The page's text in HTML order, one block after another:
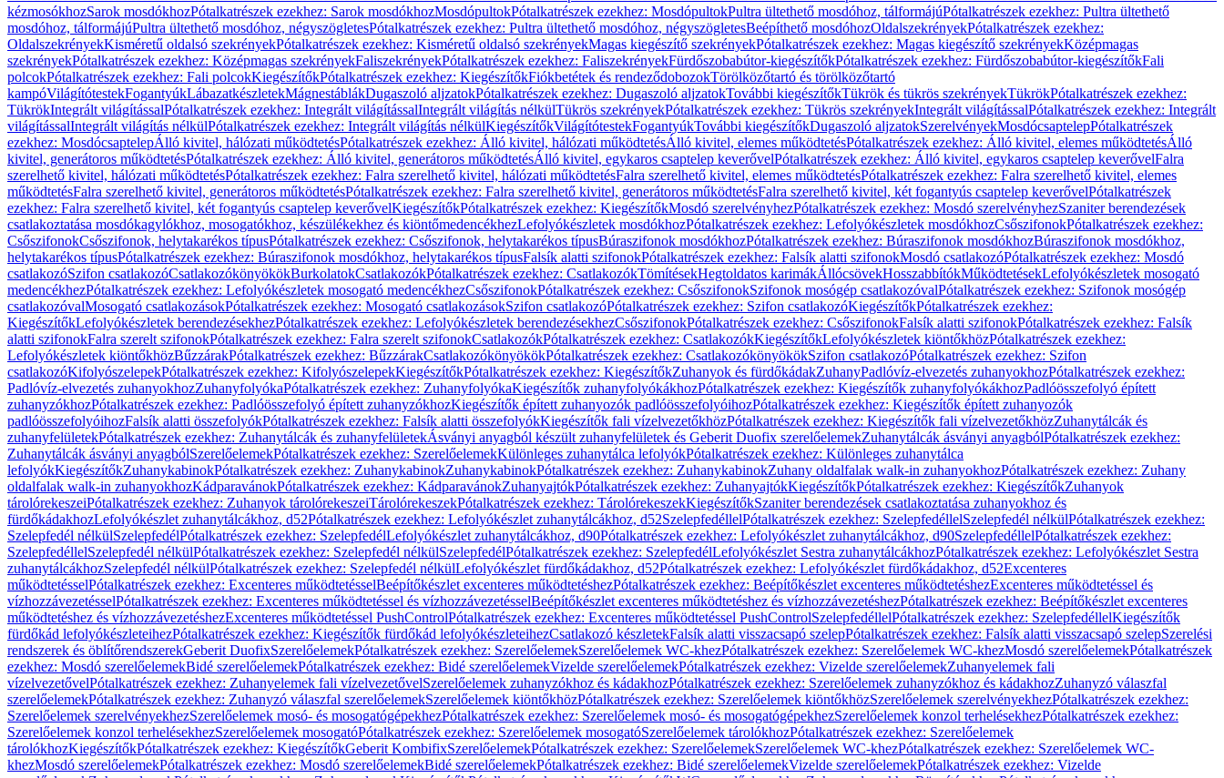
kézmosókhozSarok mosdókhozPótalkatrészek ezekhez: Sarok mosdókhozMosdópultokPótalkatrészek ezekhez: MosdópultokPultra ültethető mosdóhoz, tálformájúPótalkatrészek ezekhez: Pultra ültethető
mosdóhoz, tálformájúPultra ültethető mosdóhoz, négyszögletesPótalkatrészek ezekhez: Pultra ültethető mosdóhoz, négyszögletesBeépíthető mosdóhozOldalszekrényekPótalkatrészek ezekhez:
OldalszekrényekKisméretű oldalsó szekrényekPótalkatrészek ezekhez: Kisméretű oldalsó szekrényekMagas kiegészítő szekrényekPótalkatrészek ezekhez: Magas kiegészítő szekrényekKözépmagas
szekrényekPótalkatrészek ezekhez: Középmagas szekrényekFaliszekrényekPótalkatrészek ezekhez: FaliszekrényekFürdőszobabútor-kiegészítőkPótalkatrészek ezekhez: Fürdőszobabútor-kiegészítőkFali
polcokPótalkatrészek ezekhez: Fali polcokKiegészítőkPótalkatrészek ezekhez: KiegészítőkFiókbetétek és rendeződobozokTörölközőtartó és törölközőtartó
kampóVilágítótestekFogantyúkLábazatkészletekMágnestáblákDugaszoló aljzatokPótalkatrészek ezekhez: Dugaszoló aljzatokTovábbi kiegészítőkTükrök és tükrös szekrényekTükrökPótalkatrészek ezekhez:
TükrökIntegrált világítássalPótalkatrészek ezekhez: Integrált világítássalIntegrált világítás nélkülTükrös szekrényekPótalkatrészek ezekhez: Tükrös szekrényekIntegrált világítássalPótalkatrészek ezekhez: Integrált
világítássalIntegrált világítás nélkülPótalkatrészek ezekhez: Integrált világítás nélkülKiegészítőkVilágítótestekFogantyúkTovábbi kiegészítőkDugaszoló aljzatokSzerelvényekMosdócsaptelepPótalkatrészek
ezekhez: MosdócsaptelepÁlló kivitel, hálózati működtetésPótalkatrészek ezekhez: Álló kivitel, hálózati működtetésÁlló kivitel, elemes működtetésPótalkatrészek ezekhez: Álló kivitel, elemes működtetésÁlló
kivitel, generátoros működtetésPótalkatrészek ezekhez: Álló kivitel, generátoros működtetésÁlló kivitel, egykaros csaptelep keverővelPótalkatrészek ezekhez: Álló kivitel, egykaros csaptelep keverővelFalra
szerelhető kivitel, hálózati működtetésPótalkatrészek ezekhez: Falra szerelhető kivitel, hálózati működtetésFalra szerelhető kivitel, elemes működtetésPótalkatrészek ezekhez: Falra szerelhető kivitel, elemes
működtetésFalra szerelhető kivitel, generátoros működtetésPótalkatrészek ezekhez: Falra szerelhető kivitel, generátoros működtetésFalra szerelhető kivitel, két fogantyús csaptelep keverővelPótalkatrészek
ezekhez: Falra szerelhető kivitel, két fogantyús csaptelep keverővelKiegészítőkPótalkatrészek ezekhez: KiegészítőkMosdó szerelvényhezPótalkatrészek ezekhez: Mosdó szerelvényhezSzaniter berendezések
csatlakoztatása mosdókagylókhoz, mosogatókhoz, készülékekhez és kiöntőmedencékhezLefolyókészletek mosdókhozPótalkatrészek ezekhez: Lefolyókészletek mosdókhozCsőszifonokPótalkatrészek ezekhez:
CsőszifonokCsőszifonok, helytakarékos típusPótalkatrészek ezekhez: Csőszifonok, helytakarékos típusBúraszifonok mosdókhozPótalkatrészek ezekhez: Búraszifonok mosdókhozBúraszifonok mosdókhoz,
helytakarékos típusPótalkatrészek ezekhez: Búraszifonok mosdókhoz, helytakarékos típusFalsík alatti szifonokPótalkatrészek ezekhez: Falsík alatti szifonokMosdó csatlakozóPótalkatrészek ezekhez: Mosdó
csatlakozóSzifon csatlakozóCsatlakozókönyökökBurkolatokCsatlakozókPótalkatrészek ezekhez: CsatlakozókTömítésekHegtoldatos karimákÁllócsövekHosszabbítókMűködtetésekLefolyókészletek mosogató
medencékhezPótalkatrészek ezekhez: Lefolyókészletek mosogató medencékhezCsőszifonokPótalkatrészek ezekhez: CsőszifonokSzifonok mosógép csatlakozóvalPótalkatrészek ezekhez: Szifonok mosógép
csatlakozóvalMosogató csatlakozásokPótalkatrészek ezekhez: Mosogató csatlakozásokSzifon csatlakozóPótalkatrészek ezekhez: Szifon csatlakozóKiegészítőkPótalkatrészek ezekhez:
KiegészítőkLefolyókészletek berendezésekhezPótalkatrészek ezekhez: Lefolyókészletek berendezésekhezCsőszifonokPótalkatrészek ezekhez: CsőszifonokFalsík alatti szifonokPótalkatrészek ezekhez: Falsík
alatti szifonokFalra szerelt szifonokPótalkatrészek ezekhez: Falra szerelt szifonokCsatlakozókPótalkatrészek ezekhez: CsatlakozókKiegészítőkLefolyókészletek kiöntőkhözPótalkatrészek ezekhez:
Lefolyókészletek kiöntőkhözBűzzárakPótalkatrészek ezekhez: BűzzárakCsatlakozókönyökökPótalkatrészek ezekhez: CsatlakozókönyökökSzifon csatlakozóPótalkatrészek ezekhez: Szifon
csatlakozóKifolyószelepekPótalkatrészek ezekhez: KifolyószelepekKiegészítőkPótalkatrészek ezekhez: KiegészítőkZuhanyok és fürdőkádakZuhanyPadlóvíz-elvezetés zuhanyokhozPótalkatrészek ezekhez:
Padlóvíz-elvezetés zuhanyokhozZuhanyfolyókaPótalkatrészek ezekhez: ZuhanyfolyókaKiegészítők zuhanyfolyókákhozPótalkatrészek ezekhez: Kiegészítők zuhanyfolyókákhozPadlóösszefolyó épített
zuhanyzókhozPótalkatrészek ezekhez: Padlóösszefolyó épített zuhanyzókhozKiegészítők épített zuhanyozók padlóösszefolyóihozPótalkatrészek ezekhez: Kiegészítők épített zuhanyozók
padlóösszefolyóihozFalsík alatti összefolyókPótalkatrészek ezekhez: Falsík alatti összefolyókKiegészítők fali vízelvezetőkhözPótalkatrészek ezekhez: Kiegészítők fali vízelvezetőkhözZuhanytálcák és
zuhanyfelületekPótalkatrészek ezekhez: Zuhanytálcák és zuhanyfelületekÁsványi anyagból készült zuhanyfelületek és Geberit Duofix szerelőelemekZuhanytálcák ásványi anyagbólPótalkatrészek ezekhez:
Zuhanytálcák ásványi anyagbólSzerelőelemekPótalkatrészek ezekhez: SzerelőelemekKülönleges zuhanytálca lefolyókPótalkatrészek ezekhez: Különleges zuhanytálca
lefolyókKiegészítőkZuhanykabinokPótalkatrészek ezekhez: ZuhanykabinokZuhanykabinokPótalkatrészek ezekhez: ZuhanykabinokZuhany oldalfalak walk-in zuhanyokhozPótalkatrészek ezekhez: Zuhany
oldalfalak walk-in zuhanyokhozKádparavánokPótalkatrészek ezekhez: KádparavánokZuhanyajtókPótalkatrészek ezekhez: ZuhanyajtókKiegészítőkPótalkatrészek ezekhez: KiegészítőkZuhanyok
tárolórekeszeiPótalkatrészek ezekhez: Zuhanyok tárolórekeszeiTárolórekeszekPótalkatrészek ezekhez: TárolórekeszekKiegészítőkSzaniter berendezések csatlakoztatása zuhanyokhoz és
fürdőkádakhozLefolyókészlet zuhanytálcákhoz, d52Pótalkatrészek ezekhez: Lefolyókészlet zuhanytálcákhoz, d52SzelepfedéllelPótalkatrészek ezekhez: SzelepfedéllelSzelepfedél nélkülPótalkatrészek ezekhez:
Szelepfedél nélkülSzelepfedélPótalkatrészek ezekhez: SzelepfedélLefolyókészlet zuhanytálcákhoz, d90Pótalkatrészek ezekhez: Lefolyókészlet zuhanytálcákhoz, d90SzelepfedéllelPótalkatrészek ezekhez:
SzelepfedéllelSzelepfedél nélkülPótalkatrészek ezekhez: Szelepfedél nélkülSzelepfedélPótalkatrészek ezekhez: SzelepfedélLefolyókészlet Sestra zuhanytálcákhozPótalkatrészek ezekhez: Lefolyókészlet Sestra
zuhanytálcákhozSzelepfedél nélkülPótalkatrészek ezekhez: Szelepfedél nélkülLefolyókészlet fürdőkádakhoz, d52Pótalkatrészek ezekhez: Lefolyókészlet fürdőkádakhoz, d52Excenteres
működtetésselPótalkatrészek ezekhez: Excenteres működtetésselBeépítőkészlet excenteres működtetéshezPótalkatrészek ezekhez: Beépítőkészlet excenteres működtetéshezExcenteres működtetéssel és
vízhozzávezetésselPótalkatrészek ezekhez: Excenteres működtetéssel és vízhozzávezetésselBeépítőkészlet excenteres működtetéshez és vízhozzávezetéshezPótalkatrészek ezekhez: Beépítőkészlet excenteres
működtetéshez és vízhozzávezetéshezExcenteres működtetéssel PushControlPótalkatrészek ezekhez: Excenteres működtetéssel PushControlSzelepfedéllelPótalkatrészek ezekhez: SzelepfedéllelKiegészítők
fürdőkád lefolyókészleteihezPótalkatrészek ezekhez: Kiegészítők fürdőkád lefolyókészleteihezCsatlakozó készletekFalsík alatti visszacsapó szelepPótalkatrészek ezekhez: Falsík alatti visszacsapó szelepSzerelési
rendszerek és öblítőrendszerekGeberit DuofixSzerelőelemekPótalkatrészek ezekhez: SzerelőelemekSzerelőelemek WC-khezPótalkatrészek ezekhez: Szerelőelemek WC-khezMosdó szerelőelemekPótalkatrészek
ezekhez: Mosdó szerelőelemekBidé szerelőelemekPótalkatrészek ezekhez: Bidé szerelőelemekVizelde szerelőelemekPótalkatrészek ezekhez: Vizelde szerelőelemekZuhanyelemek fali
vízelvezetővelPótalkatrészek ezekhez: Zuhanyelemek fali vízelvezetővelSzerelőelemek zuhanyzókhoz és kádakhozPótalkatrészek ezekhez: Szerelőelemek zuhanyzókhoz és kádakhozZuhanyzó válaszfal
szerelőelemekPótalkatrészek ezekhez: Zuhanyzó válaszfal szerelőelemekSzerelőelemek kiöntőkhözPótalkatrészek ezekhez: Szerelőelemek kiöntőkhözSzerelőelemek szerelvényekhezPótalkatrészek ezekhez:
Szerelőelemek szerelvényekhezSzerelőelemek mosó- és mosogatógépekhezPótalkatrészek ezekhez: Szerelőelemek mosó- és mosogatógépekhezSzerelőelemek konzol terhelésekhezPótalkatrészek ezekhez:
Szerelőelemek konzol terhelésekhezSzerelőelemek mosogatóPótalkatrészek ezekhez: Szerelőelemek mosogatóSzerelőelemek tárolókhozPótalkatrészek ezekhez: Szerelőelemek
tárolókhozKiegészítőkPótalkatrészek ezekhez: KiegészítőkGeberit KombifixSzerelőelemekPótalkatrészek ezekhez: SzerelőelemekSzerelőelemek WC-khezPótalkatrészek ezekhez: Szerelőelemek WC-
khezMosdó szerelőelemekPótalkatrészek ezekhez: Mosdó szerelőelemekBidé szerelőelemekPótalkatrészek ezekhez: Bidé szerelőelemekVizelde szerelőelemekPótalkatrészek ezekhez: Vizelde